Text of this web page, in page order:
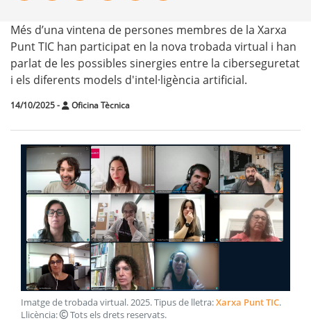
Més d’una vintena de persones membres de la Xarxa
Punt TIC han participat en la nova trobada virtual i han
parlat de les possibles sinergies entre la ciberseguretat
i els diferents models d'intel·ligència artificial.
14/10/2025- Oficina Tècnica
Imatge de trobada virtual.2025. Tipus de lletra:Xarxa Punt TIC.
Llicència:
Tots els drets reservats.